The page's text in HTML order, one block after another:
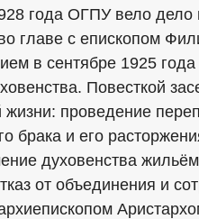
года ОГПУ вело дело
главе с епископом
в сентябре 1925 года
Повесткой
жизни: проведение
брака и его
духовенства
от объединения и